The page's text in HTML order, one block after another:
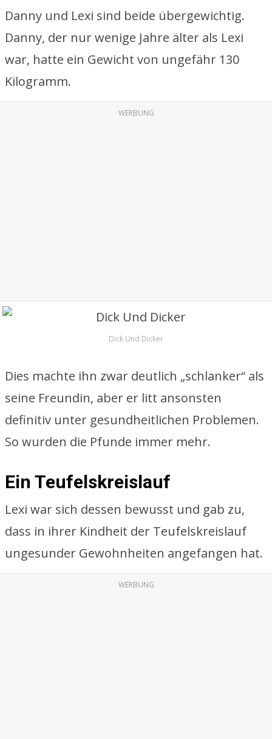
Danny und Lexi sind beide übergewichtig.
Danny, der nur wenige Jahre älter als Lexi
war, hatte ein Gewicht von ungefähr 130
Kilogramm.
WERBUNG
Dick Und Dicker
Dies machte ihn zwar deutlich „schlanker“ als
seine Freundin, aber er litt ansonsten
definitiv unter gesundheitlichen Problemen.
So wurden die Pfunde immer mehr.
Ein Teufelskreislauf
Lexi war sich dessen bewusst und gab zu,
dass in ihrer Kindheit der Teufelskreislauf
ungesunder Gewohnheiten angefangen hat.
WERBUNG